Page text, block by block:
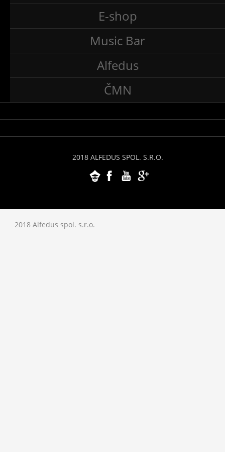
E-shop
Music Bar
Alfedus
ČMN
2018 ALFEDUS SPOL. S.R.O.
2018 Alfedus spol. s.r.o.